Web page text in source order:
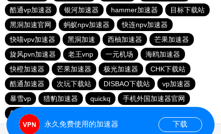
酷通vp加速器
银河加速器 hammer加速器
目标下载站
黑洞加速官网
蚂蚁npv加速器
快连npv加速器
快喵vpv加速器
黑洞加速 西柚加速器
芒果加速器
旋风pvn加速器
老王vnp 一元机场
海鸥加速器
快橙加速器
芒果加速器 极光加速器
CHK下载站
酷通加速器
次玩下载站 DISBAO下载站
vp加速器
暴雪vp
猎豹加速器 quickq
手机外国加速器官网
每天免费2小时加速器
永久免费使用的加速器 下载